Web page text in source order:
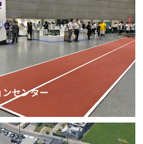
センター